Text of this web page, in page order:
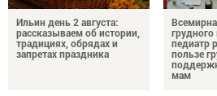
Ильин день 2 августа:
рассказываем об истории,
традициях, обрядах и
запретах праздника
педиатр
пользе
мам